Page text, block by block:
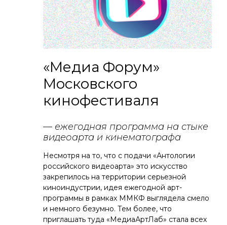
«Медиа Форум»
Московского
кинофестиваля
— ежегодная программа на стыке
видеоарта и кинематографа
Несмотря на то, что с подачи «Антологии
российского видеоарта» это искусство
закрепилось на территории серьезной
киноиндустрии, идея ежегодной арт-
программы в рамках ММКФ выглядела смело
и немного безумно. Тем более, что
приглашать туда «МедиаАртЛаб» стала всех